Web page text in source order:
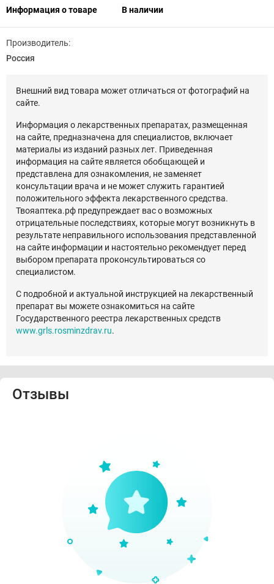
Информация о товаре В наличии
Производитель:
Россия
Внешний вид товара может отличаться от фотографий на
сайте.
Информация о лекарственных препаратах, размещенная
на сайте, предназначена для специалистов, включает
материалы из изданий разных лет. Приведенная
информация на сайте является обобщающей и
представлена для ознакомления, не заменяет
консультации врача и не может служить гарантией
положительного эффекта лекарственного средства.
Твояаптека.рф предупреждает вас о возможных
отрицательные последствиях, которые могут возникнуть в
результате неправильного использования представленной
на сайте информации и настоятельно рекомендует перед
выбором препарата проконсультироваться со
специалистом.
С подробной и актуальной инструкцией на лекарственный
препарат вы можете ознакомиться на сайте
Государственного реестра лекарственных средств
www.grls.rosminzdrav.ru.
Отзывы